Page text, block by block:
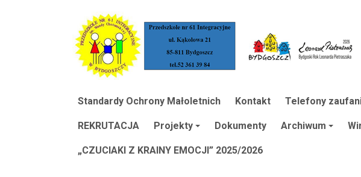
Standardy Ochrony Małoletnich Kontakt Telefony
REKRUTACJA Projekty Dokumenty Archiwum
„CZUCIAKI Z KRAINY EMOCJI” 2025/2026